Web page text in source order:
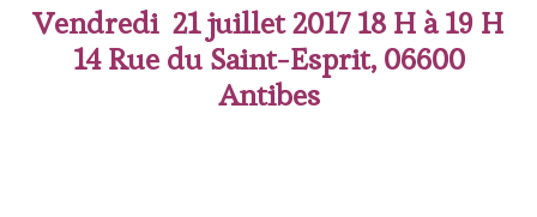
Vendredi 21 juillet 2017 18 H à 19 H
14 Rue du Saint-Esprit, 06600
Antibes